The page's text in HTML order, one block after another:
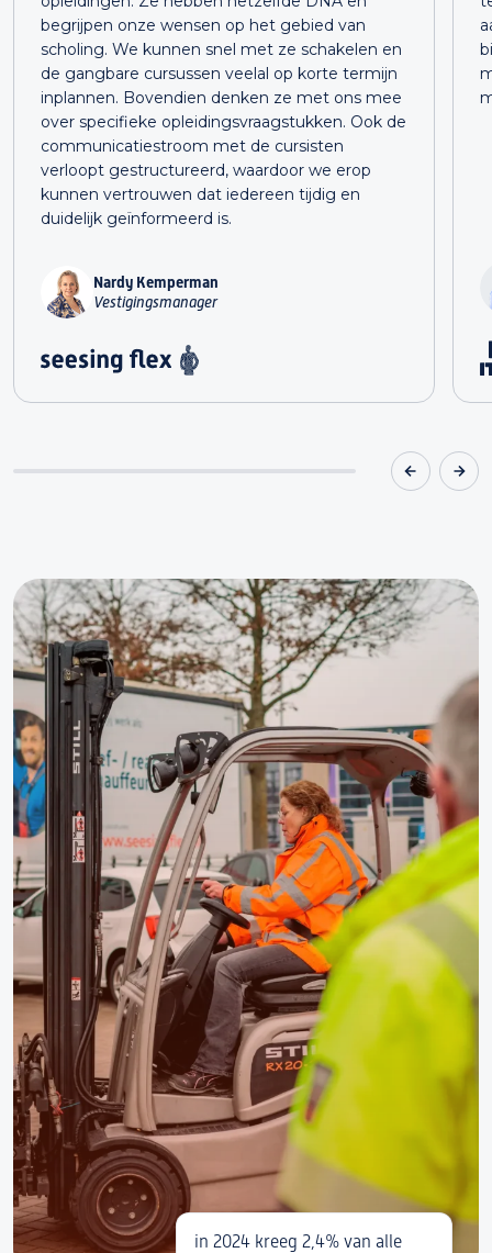
begrijpen onze wensen op het gebied van
scholing. We kunnen snel met ze schakelen en
de gangbare cursussen veelal op korte termijn
inplannen. Bovendien denken ze met ons mee
over specifieke opleidingsvraagstukken. Ook de
communicatiestroom met de cursisten
verloopt gestructureerd, waardoor we erop
kunnen vertrouwen dat iedereen tijdig en
duidelijk geïnformeerd is.
Nardy Kemperman
Vestigingsmanager
in 2024 kreeg 2,4% van alle